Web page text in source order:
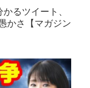
るツイート、
かさ【マガジン